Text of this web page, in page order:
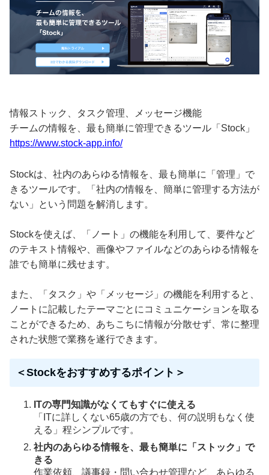
情報ストック、タスク管理、メッセージ機能
チームの情報を、最も簡単に管理できるツール「Stock」
https://www.stock-app.info/
Stockは、社内のあらゆる情報を、最も簡単に「管理」で
きるツールです。「社内の情報を、簡単に管理する方法が
ない」という問題を解消します。
Stockを使えば、「ノート」の機能を利用して、要件など
のテキスト情報や、画像やファイルなどのあらゆる情報を
誰でも簡単に残せます。
また、「タスク」や「メッセージ」の機能を利用すると、
ノートに記載したテーマごとにコミュニケーションを取る
ことができるため、あちこちに情報が分散せず、常に整理
された状態で業務を遂行できます。
＜Stockをおすすめするポイント＞
ITの専門知識がなくてもすぐに使える
「ITに詳しくない65歳の方でも、何の説明もなく使
える」程シンプルです。
社内のあらゆる情報を、最も簡単に「ストック」で
きる
作業依頼、議事録・問い合わせ管理など、あらゆる